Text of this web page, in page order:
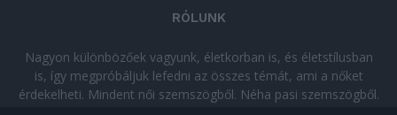
RÓLUNK
Nagyon különbözőek vagyunk, életkorban is, és életstílusban
is, így megpróbáljuk lefedni az összes témát, ami a nőket
érdekelheti. Mindent női szemszögből. Néha pasi szemszögből.